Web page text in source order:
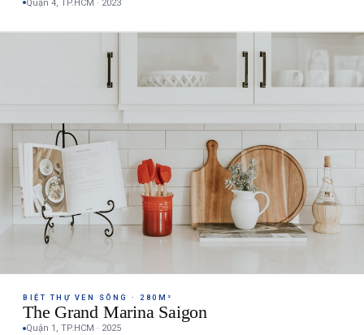
Quận 4, TP.HCM · 2023
BIỆT THỰ VEN SÔNG · 280M²
The Grand Marina Saigon
Quận 1, TP.HCM · 2025